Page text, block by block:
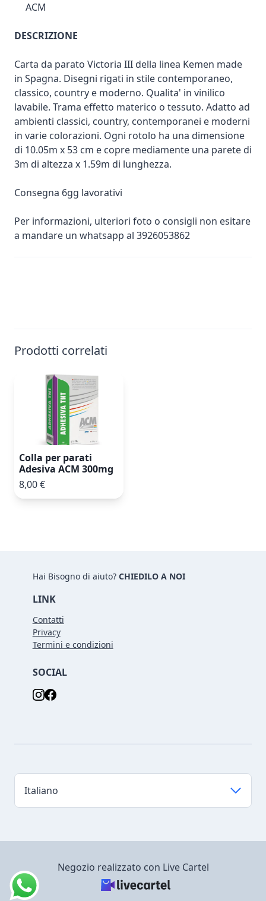
ACM
DESCRIZIONE
Carta da parato Victoria III della linea Kemen made
in Spagna. Disegni rigati in stile contemporaneo,
classico, country e moderno. Qualita' in vinilico
lavabile. Trama effetto materico o tessuto. Adatto ad
ambienti classici, country, contemporanei e moderni
in varie colorazioni. Ogni rotolo ha una dimensione
di 10.05m x 53 cm e copre mediamente una parete di
3m di altezza x 1.59m di lunghezza.
Consegna 6gg lavorativi
Per informazioni, ulteriori foto o consigli non esitare
a mandare un whatsapp al 3926053862
Prodotti correlati
Colla per parati
Adesiva ACM 300mg
8,00 €
Hai Bisogno di aiuto? CHIEDILO A NOI
LINK
Contatti
Privacy
Termini e condizioni
SOCIAL
Negozio realizzato con Live Cartel